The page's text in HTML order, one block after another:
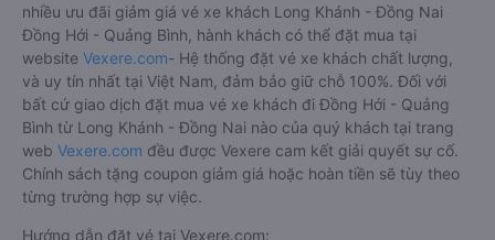
nhiều ưu đãi giảm giá vé xe khách Long Khánh - Đồng Nai
Đồng Hới - Quảng Bình, hành khách có thể đặt mua tại
website Vexere.com- Hệ thống đặt vé xe khách chất lượng,
và uy tín nhất tại Việt Nam, đảm bảo giữ chỗ 100%. Đối với
bất cứ giao dịch đặt mua vé xe khách đi Đồng Hới - Quảng
Bình từ Long Khánh - Đồng Nai nào của quý khách tại trang
web Vexere.com đều được Vexere cam kết giải quyết sự cố.
Chính sách tặng coupon giảm giá hoặc hoàn tiền sẽ tùy theo
từng trường hợp sự việc.
Hướng dẫn đặt vé tại Vexere.com: